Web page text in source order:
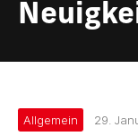
Allgemein 29.